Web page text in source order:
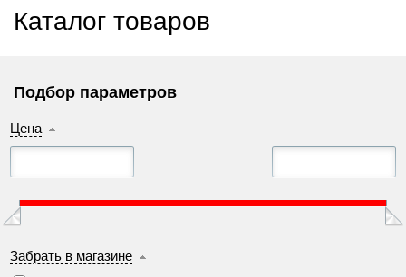
Каталог товаров
Подбор параметров
Цена
Забрать в магазине